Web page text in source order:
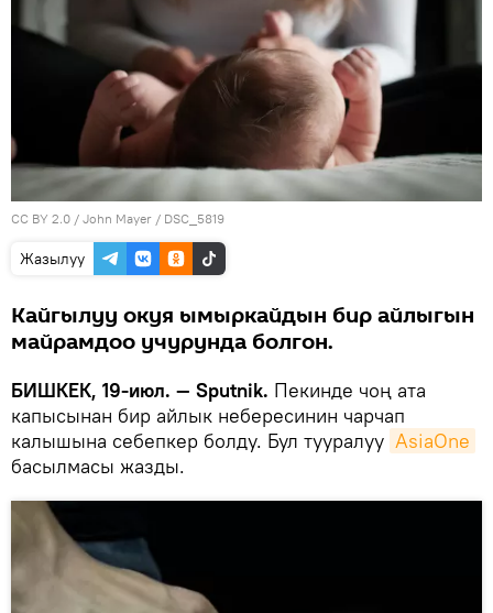
CC BY 2.0 / John Mayer / DSC_5819
Жазылуу
Кайгылуу окуя ымыркайдын бир айлыгын
майрамдоо учурунда болгон.
БИШКЕК, 19-июл. — Sputnik. Пекинде чоң ата
капысынан бир айлык небересинин чарчап
калышына себепкер болду. Бул тууралуу AsiaOne
басылмасы жазды.